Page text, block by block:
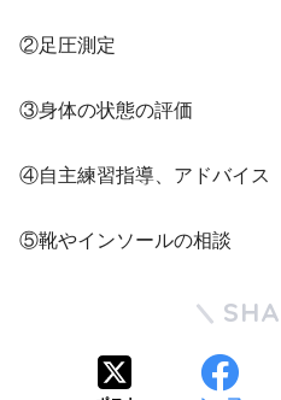
②足圧測定
③身体の状態の評価
④自主練習指導、アドバイス
⑤靴やインソールの相談